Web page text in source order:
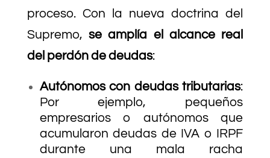
proceso. Con la nueva doctrina del
Supremo,se amplía el alcance real
del perdón de deudas:
Autónomos con deudas tributarias:
Por ejemplo, pequeños
empresarios o autónomos que
acumularon deudas de IVA o IRPF
durante una mala racha